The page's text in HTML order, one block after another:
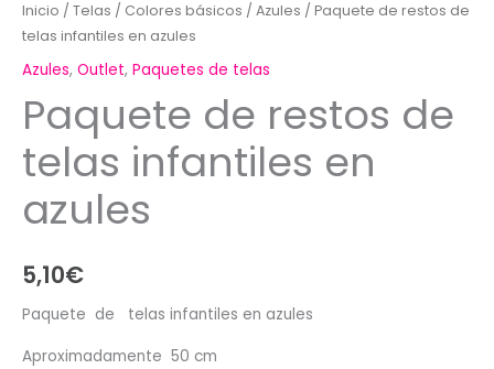
Inicio / Telas / Colores básicos / Azules / Paquete de restos de
telas infantiles en azules
Azules, Outlet, Paquetes de telas
Paquete de restos de
telas infantiles en
azules
5,10€
Paquete de telas infantiles en azules
Aproximadamente 50 cm